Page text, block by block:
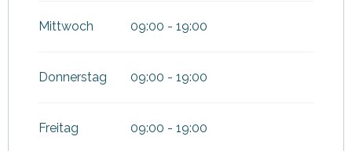
Mittwoch 09:00 - 19:00
Donnerstag 09:00 - 19:00
Freitag 09:00 - 19:00